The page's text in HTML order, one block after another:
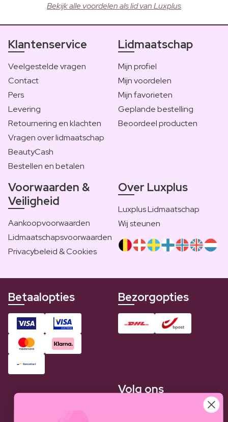
Bekijk alle voordelen als lid van Luxplus
Klantenservice
Veelgestelde vragen
Contact
Pers
Levering
Retournering en klachten
Vragen over lidmaatschap
BeautyCash
Bestellen en betalen
Lidmaatschap
Mijn profiel
Mijn voordelen
Mijn favorieten
Geplande bestelling
Beoordeel producten
Voorwaarden &
Veiligheid
Aankoopvoorwaarden
Lidmaatschapsvoorwaarden
Privacybeleid & Cookies
Over Luxplus
Luxplus Lidmaatschap
Wij steunen
Betaalopties Bezorgopties
Volg ons